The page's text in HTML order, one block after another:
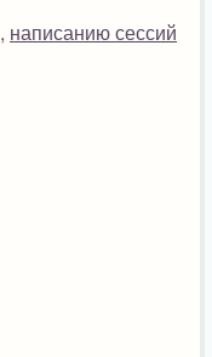
, написанию сессий